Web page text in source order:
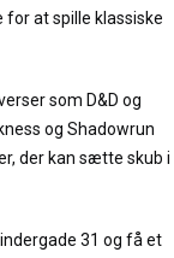
for at spille klassiske
som D&D og
og Shadowrun
der kan sætte skub i
31 og få et